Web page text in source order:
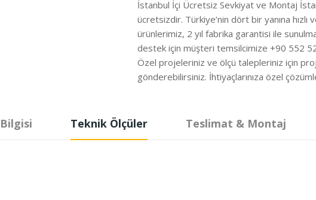
İstanbul İçi Ücretsiz Sevkiyat ve Montaj
ücretsizdir. Türkiye’nin dört bir yanına
ürünlerimiz, 2 yıl fabrika garantisi ile
destek için müşteri temsilcimize +90 552
Özel projeleriniz ve ölçü talepleriniz için
gönderebilirsiniz. İhtiyaçlarınıza özel
Teknik Ölçüler Teslimat & Montaj